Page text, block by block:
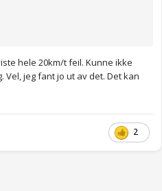
hele 20km/t feil. Kunne ikke
jeg fant jo ut av det. Det kan
2